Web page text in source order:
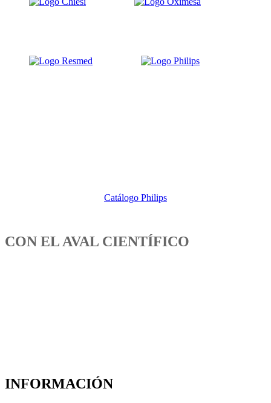
Catálogo Philips
CON EL AVAL CIENTÍFICO
INFORMACIÓN